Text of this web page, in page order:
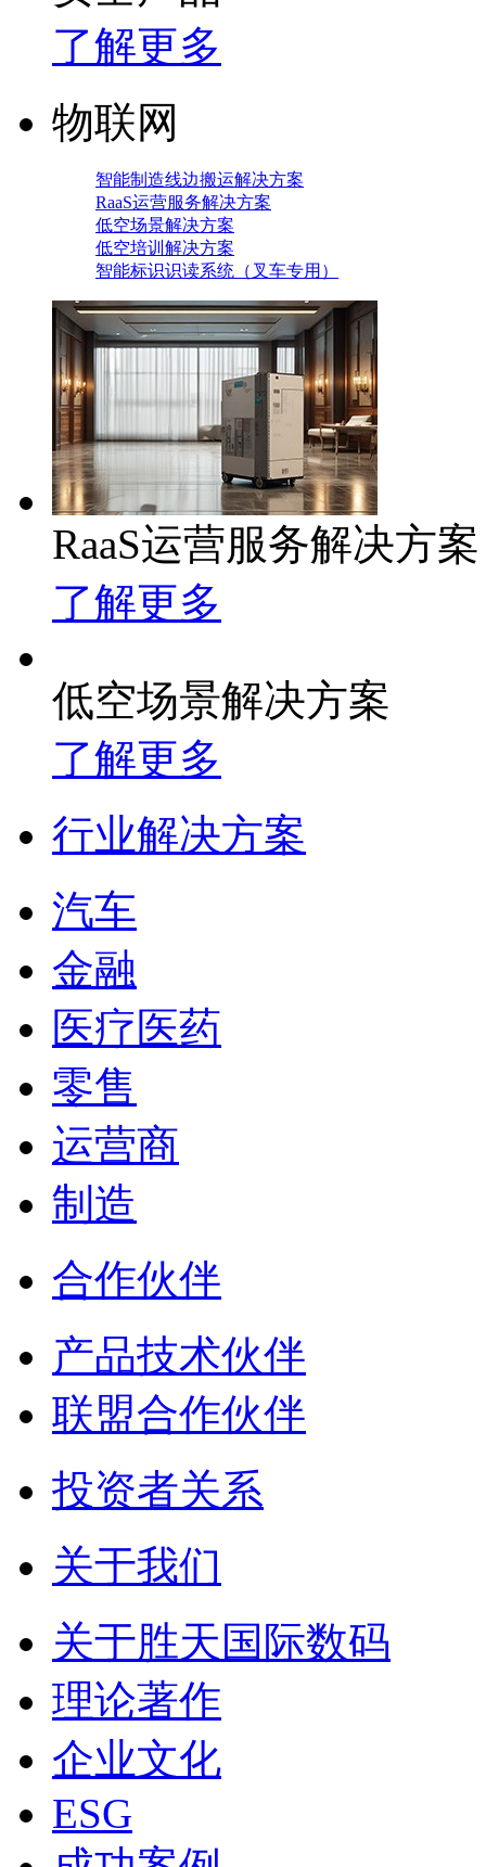
了解更多
物联网
智能制造线边搬运解决方案
RaaS运营服务解决方案
低空场景解决方案
低空培训解决方案
智能标识识读系统（叉车专用）
RaaS运营服务解决方案
了解更多
低空场景解决方案
了解更多
行业解决方案
汽车
金融
医疗医药
零售
运营商
制造
合作伙伴
产品技术伙伴
联盟合作伙伴
投资者关系
关于我们
关于胜天国际数码
理论著作
企业文化
ESG